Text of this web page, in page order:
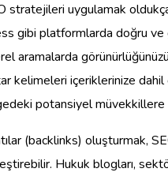
stratejileri uygulamak
gibi platformlarda doğru ve
aramalarda
kelimeleri içeriklerinize
potansiyel müvekkillere
(backlinks) oluşturmak,
Hukuk blogları,